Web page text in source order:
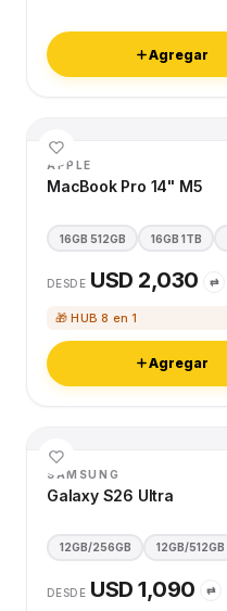
Agregar
APPLE
MacBook Pro 14" M5
16GB 512GB 16GB 1TB
DESDE USD 2,030 ⇄
🎁 HUB 8 en 1
Agregar
SAMSUNG
Galaxy S26 Ultra
12GB/256GB 12GB/512GB
DESDE USD 1,090 ⇄